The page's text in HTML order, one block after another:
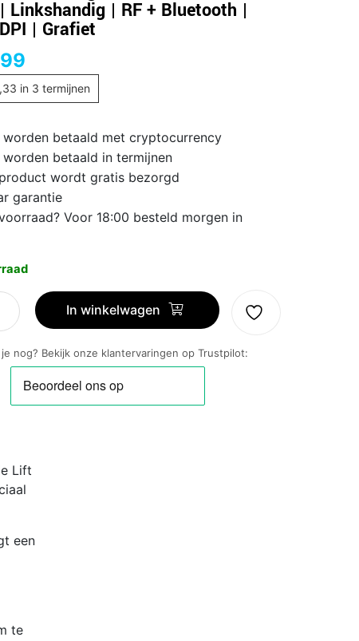
Linkshandig | RF + Bluetooth |
| Grafiet
in 3 termijnen
worden betaald met cryptocurrency
worden betaald in termijnen
wordt gratis bezorgd
garantie
Voor 18:00 besteld morgen in
In winkelwagen
nog? Bekijk onze klantervaringen op Trustpilot:
Lift
een
te